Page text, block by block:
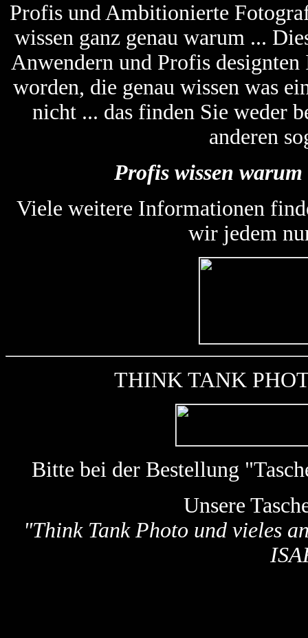
Profis und Ambitionierte
wissen ganz genau warum ...
Anwendern und Profis
worden, die genau wissen was
nicht ... das finden Sie weder
anderen
Profis wissen
Viele weitere Informationen
wir jedem
THINK TANK
Bitte bei der Bestellung
Unsere
"Think Tank Photo und vieles